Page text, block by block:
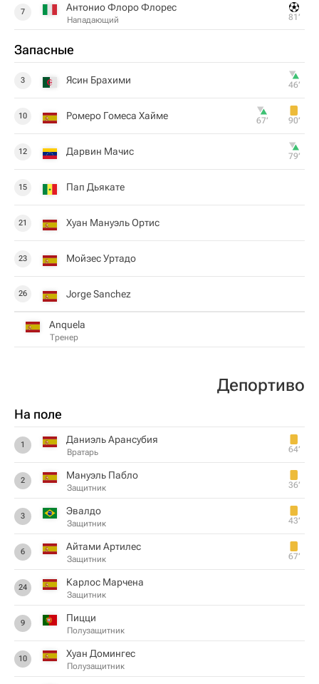
7 Антонио Флоро Флорес
Нападающий 81‎’‎
Запасные
3 Ясин Брахими 46‎’‎
10 Ромеро Гомеса Хайме 67‎’‎ 90‎’‎
12 Дарвин Мачис 79‎’‎
15 Пап Дьякате
21 Хуан Мануэль Ортис
23 Мойзес Уртадо
26 Jorge Sanchez
Anquela
Тренер
Депортиво
На поле
1 Даниэль Арансубия
Вратарь 64‎’‎
2 Мануэль Пабло
Защитник 36‎’‎
3 Эвалдо
Защитник 43‎’‎
6 Айтами Артилес
Защитник 67‎’‎
24 Карлос Марчена
Защитник
9 Пицци
Полузащитник
10 Хуан Домингес
Полузащитник